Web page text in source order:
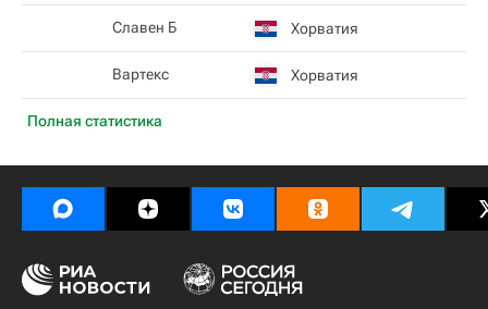
Полная статистика
Славен Б Хорватия
Вартекс Хорватия